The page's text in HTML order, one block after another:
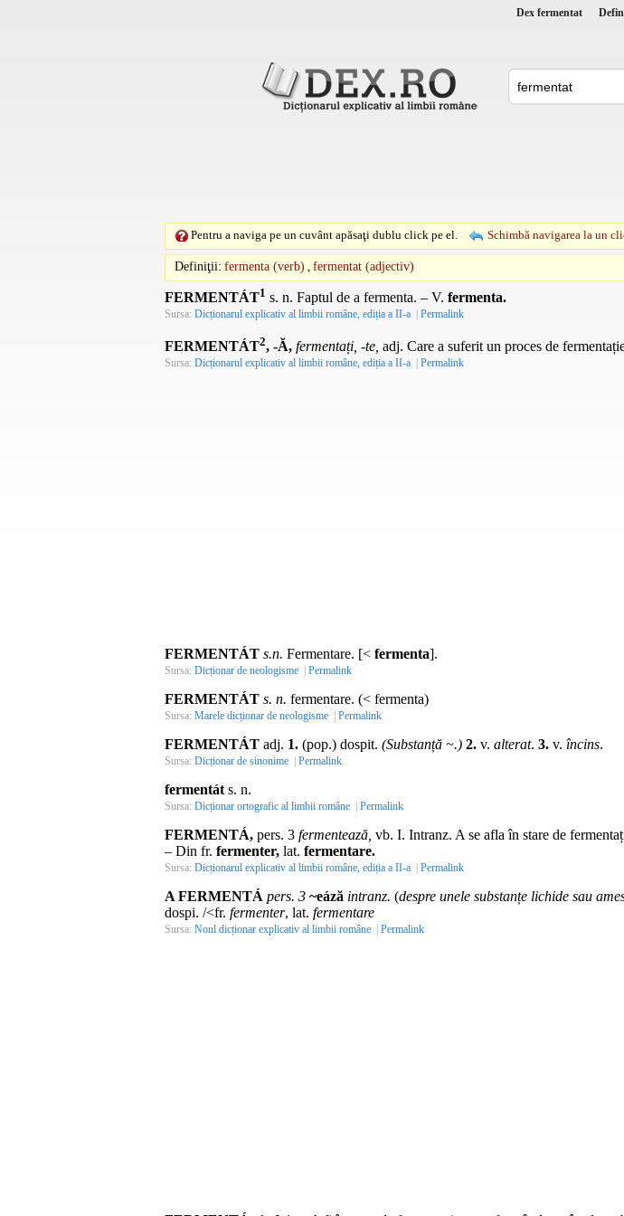
Dex fermentat
Pentru a naviga pe un cuvânt apăsaţi dublu click pe el. Schimbă navigarea la un
Definiţii: fermenta (verb) fermentat (adjectiv)
FERMENTÁT1 s. n. Faptul de a fermenta. – V. fermenta.
Sursa: Dicționarul explicativ al limbii române, ediția a II-a | Permalink
FERMENTÁT2, -Ă, fermentați, -te, adj. Care a suferit un proces de
Sursa: Dicționarul explicativ al limbii române, ediția a II-a Permalink
FERMENTÁT s.n. Fermentare. [< fermenta].
Sursa: Dicționar de neologisme Permalink
FERMENTÁT s. n. fermentare. (< fermenta)
Sursa: Marele dicționar de neologisme Permalink
FERMENTÁT adj. 1. (pop.) dospit. (Substanță ~.) 2. v. alterat. 3. v. încins.
Sursa: Dicționar de sinonime Permalink
fermentát s. n.
Sursa: Dicționar ortografic al limbii române Permalink
FERMENTÁ, pers. 3 fermentează, vb. I. Intranz. A se afla în stare de
– Din fr. fermenter, lat. fermentare.
Sursa: Dicționarul explicativ al limbii române, ediția a II-a Permalink
A FERMENTÁ pers. 3 ~eáză intranz. (despre unele substanțe lichide sau
dospi. /<fr. fermenter, lat. fermentare
Sursa: Noul dicționar explicativ al limbii române Permalink